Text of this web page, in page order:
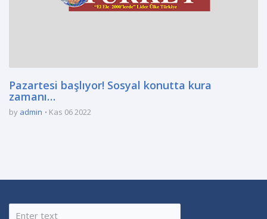
Pazartesi başlıyor! Sosyal konutta kura
zamanı…
by admin Kas 06 2022